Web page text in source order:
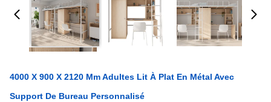
4000 X 900 X 2120 Mm Adultes Lit À Plat En Métal Avec
Support De Bureau Personnalisé